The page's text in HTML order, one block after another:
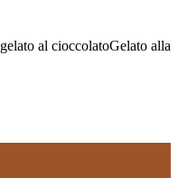
gelato al cioccolatoGelato alla